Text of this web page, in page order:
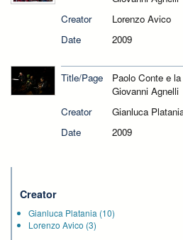
Creator
Lorenzo Avico
Date
2009
Title/Page
Paolo Conte e
Giovanni Agnelli
Creator
Gianluca
Date
2009
Creator
Gianluca Platania (10)
Lorenzo Avico (3)